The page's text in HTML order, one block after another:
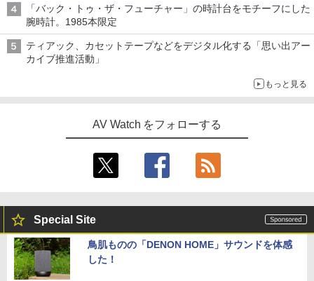
「バック・トゥ・ザ・フューチャー」の時計台をモチーフにした
腕時計。1985本限定
ティアック、カセットテープなどをデジタル化する「思い出アー
カイブ推進活動」
もっと見る
AV Watch をフォローする
Special Site
鳥肌ものの「DENON HOME」サウンドを体感
した！